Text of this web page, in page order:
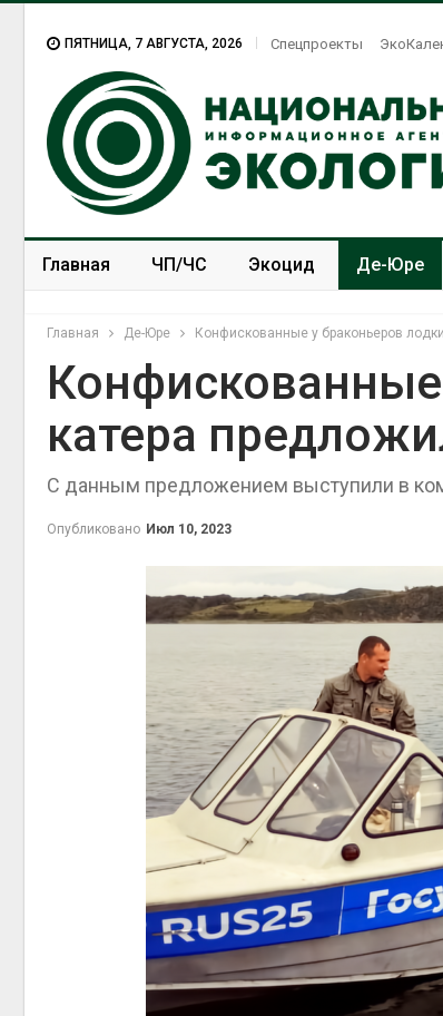
ПЯТНИЦА, 7 АВГУСТА, 2026 Спецпроекты
Главная ЧП/ЧС Экоцид Де-Юре
Главная Де-Юре Конфискованные у браконьеров
катера
С данным предложением выступили в
Опубликовано Июл 10, 2023
Учёные научили салат
производить «животный»
мяса
соли почти в 20 раз
Авг 6, 2026
В пяти странах Амазонии
задержали более 800
человек в ходе операции
против экологических
преступлений
Новый порядок расчёта
нарушений квот на
промышленные выбросы
может появиться в
ближайшее время
В Ирбите начнут
расчистку Ницы после
рекордного дождевого
Авг